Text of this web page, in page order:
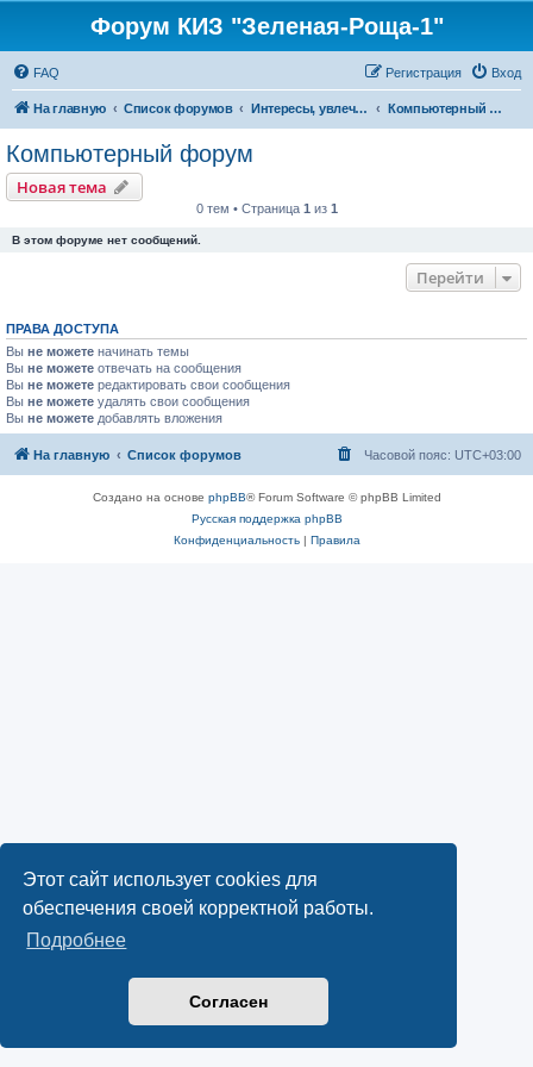
Этот сайт использует cookies для
обеспечения своей корректной работы.
Подробнее
Согласен
Форум КИЗ "Зеленая-Роща-1"
FAQ Вход
Регистрация
На главную Список форумов Интересы, увлечения, хобби Компьютерный форум
Компьютерный форум
Новая тема
0 тем • Страница 1 из 1
В этом форуме нет сообщений.
Перейти
ПРАВА ДОСТУПА
Вы не можете начинать темы
Вы не можете отвечать на сообщения
Вы не можете редактировать свои сообщения
Вы не можете удалять свои сообщения
Вы не можете добавлять вложения
На главную Список форумов Часовой пояс: UTC+03:00
Создано на основе phpBB® Forum Software © phpBB Limited
Русская поддержка phpBB
Конфиденциальность| Правила